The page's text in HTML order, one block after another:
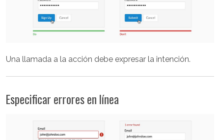
Una llamada a la acción debe expresar la intención.
Especificar errores en línea